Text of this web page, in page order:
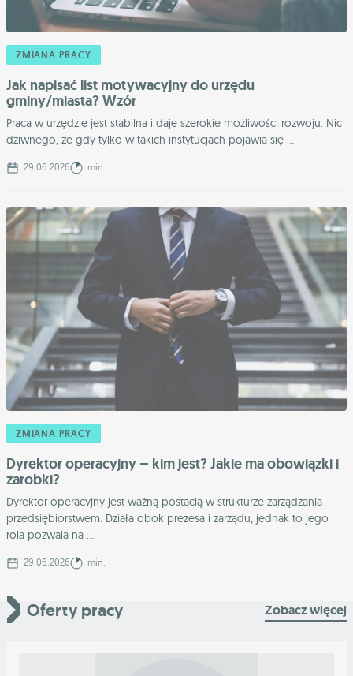
ZMIANA PRACY
Jak napisać list motywacyjny do urzędu
gminy/miasta? Wzór
Praca w urzędzie jest stabilna i daje szerokie możliwości rozwoju. Nic
dziwnego, że gdy tylko w takich instytucjach pojawia się ...
29.06.2026 min.
ZMIANA PRACY
Dyrektor operacyjny – kim jest? Jakie ma obowiązki i
zarobki?
Dyrektor operacyjny jest ważną postacią w strukturze zarządzania
przedsiębiorstwem. Działa obok prezesa i zarządu, jednak to jego
rola pozwala na ...
29.06.2026 min.
Oferty pracy Zobacz więcej